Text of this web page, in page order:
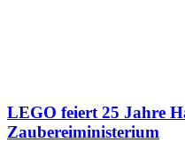
LEGO feiert 25 Jahre
Zaubereiministerium